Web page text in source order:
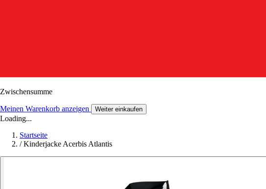
Zwischensumme
Meinen Warenkorb anzeigen Weiter einkaufen
Loading...
Startseite
/ Kinderjacke Acerbis Atlantis